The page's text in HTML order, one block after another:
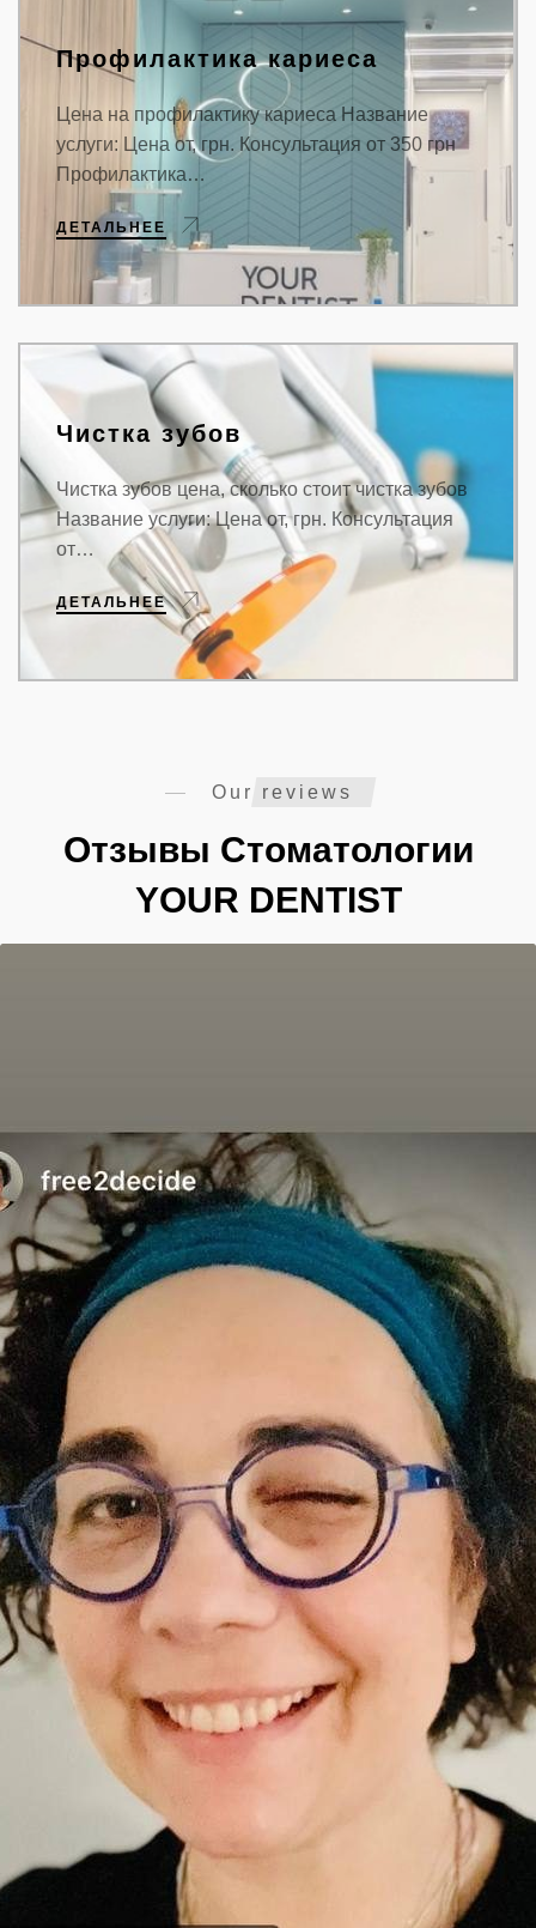
Профилактика кариеса
Цена на профилактику кариеса Название
услуги: Цена от, грн. Консультация от 350 грн
Профилактика…
ДЕТАЛЬНЕЕ
Чистка зубов
Чистка зубов цена, сколько стоит чистка зубов
Название услуги: Цена от, грн. Консультация
от…
ДЕТАЛЬНЕЕ
Our reviews
Отзывы Стоматологии
YOUR DENTIST